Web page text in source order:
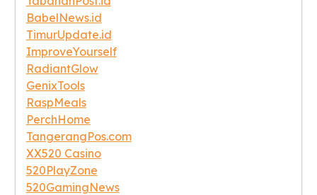
BabelNews.id
TimurUpdate.id
ImproveYourself
RadiantGlow
GenixTools
RaspMeals
PerchHome
TangerangPos.com
XX520 Casino
520PlayZone
520GamingNews